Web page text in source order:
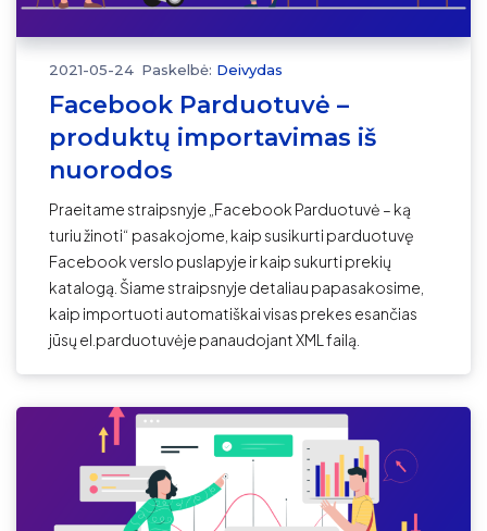
2021-05-24 Paskelbė: Deivydas
Facebook Parduotuvė –
produktų importavimas iš
nuorodos
Praeitame straipsnyje „Facebook Parduotuvė – ką
turiu žinoti“ pasakojome, kaip susikurti parduotuvę
Facebook verslo puslapyje ir kaip sukurti prekių
katalogą. Šiame straipsnyje detaliau papasakosime,
kaip importuoti automatiškai visas prekes esančias
jūsų el.parduotuvėje panaudojant XML failą.